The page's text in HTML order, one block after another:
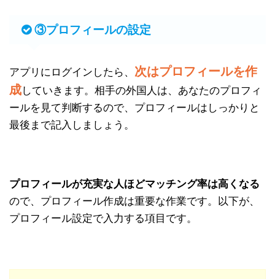
③プロフィールの設定
アプリにログインしたら、 次はプロフィールを作
成していきます。相手の外国人は、あなたのプロフィ
ールを見て判断するので、プロフィールはしっかりと
最後まで記入しましょう。
プロフィールが充実な人ほどマッチング率は高くなる
ので、プロフィール作成は重要な作業です。以下が、
プロフィール設定で入力する項目です。